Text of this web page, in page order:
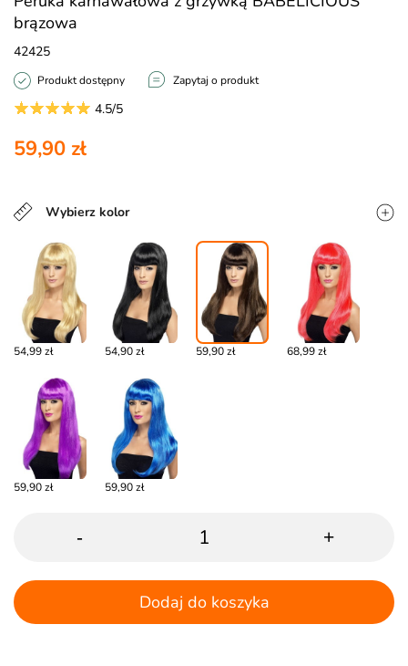
brązowa
42425
Produkt dostępny Zapytaj o produkt
4.5/5
59,90 zł
Wybierz kolor
54,99 zł 54,90 zł 59,90 zł 68,99 zł
59,90 zł 59,90 zł
- +
Dodaj do koszyka